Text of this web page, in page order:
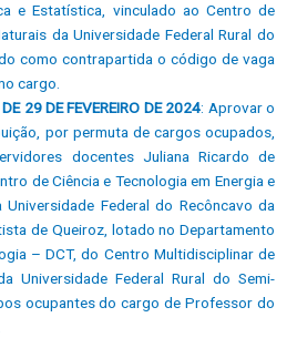
e Estatística, vinculado ao Centro de
da Universidade Federal Rural do
como contrapartida o código de vaga
cargo.
29 DE FEVEREIRO DE 2024: Aprovar o
por permuta de cargos ocupados,
docentes Juliana Ricardo de
de Ciência e Tecnologia em Energia e
Universidade Federal do Recôncavo da
de Queiroz, lotado no Departamento
– DCT, do Centro Multidisciplinar de
Universidade Federal Rural do Semi-
ocupantes do cargo de Professor do